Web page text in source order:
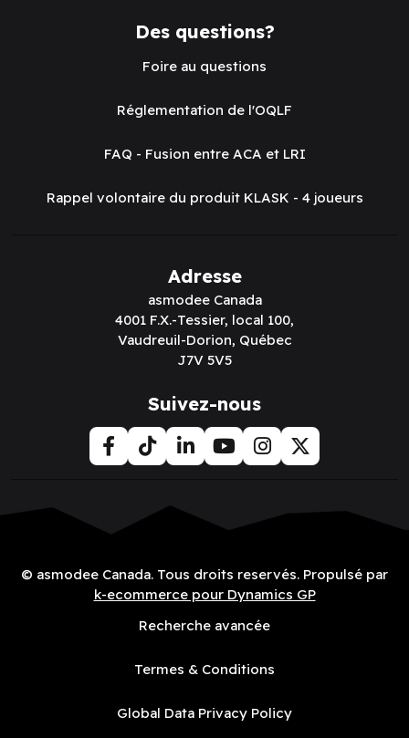
Des questions?
Foire au questions
Réglementation de l'OQLF
FAQ - Fusion entre ACA et LRI
Rappel volontaire du produit KLASK - 4 joueurs
Adresse
asmodee Canada
4001 F.X.-Tessier, local 100,
Vaudreuil-Dorion, Québec
J7V 5V5
Suivez-nous
© asmodee Canada. Tous droits reservés. Propulsé par
k-ecommerce pour Dynamics GP
Recherche avancée
Termes & Conditions
Global Data Privacy Policy